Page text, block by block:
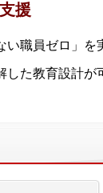
援
職員ゼロ」を
た教育設計が